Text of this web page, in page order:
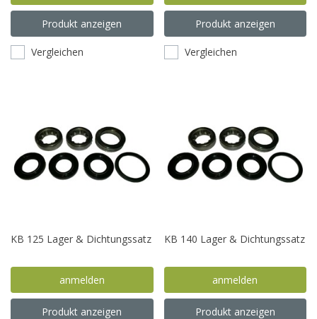
Produkt anzeigen
Vergleichen
Produkt anzeigen
Vergleichen
KB 125 Lager & Dichtungssatz
anmelden
Produkt anzeigen
KB 140 Lager & Dichtungssatz
anmelden
Produkt anzeigen